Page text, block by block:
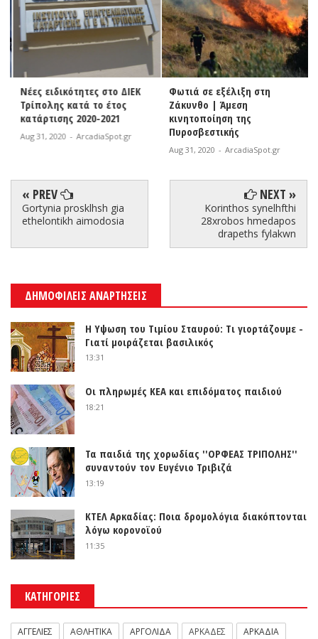
Νέες ειδικότητες στο ΔΙΕΚ
Τρίπολης κατά το έτος
κατάρτισης 2020-2021
Aug 31, 2020 - ArcadiaSpot.gr
Φωτιά σε εξέλιξη στη
Ζάκυνθο | Άμεση
κινητοποίηση της
Πυροσβεστικής
Aug 31, 2020 - ArcadiaSpot.gr
« PREV
Gortynia prosklhsh gia
ethelontikh aimodosia
NEXT »
Korinthos synelhfthi
28xrobos hmedapos
drapeths fylakwn
ΔΗΜΟΦΙΛΕΙΣ ΑΝΑΡΤΗΣΕΙΣ
Η Υψωση του Τιμίου Σταυρού: Τι γιορτάζουμε -
Γιατί μοιράζεται βασιλικός
13:31
Οι πληρωμές ΚΕΑ και επιδόματος παιδιού
18:21
Τα παιδιά της χορωδίας ''ΟΡΦΕΑΣ ΤΡΙΠΟΛΗΣ''
συναντούν τον Ευγένιο Τριβιζά
13:19
ΚΤΕΛ Αρκαδίας: Ποια δρομολόγια διακόπτονται
λόγω κορονοϊού
11:35
ΚΑΤΗΓΟΡΙΕΣ
ΑΓΓΕΛΙΕΣ ΑΘΛΗΤΙΚΑ ΑΡΓΟΛΙΔΑ ΑΡΚΑΔΕΣ
ΑΡΚΑΔΙΑ